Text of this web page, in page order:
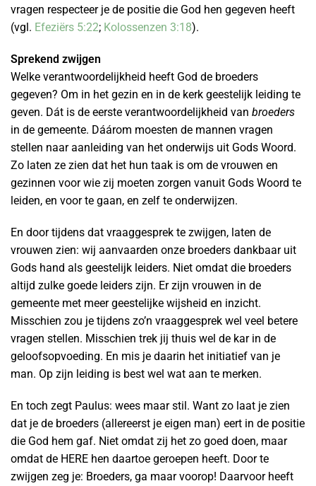
vragen respecteer je de positie die God hen gegeven heeft
(vgl. Efeziërs 5:22; Kolossenzen 3:18).
Sprekend zwijgen
Welke verantwoordelijkheid heeft God de broeders
gegeven? Om in het gezin en in de kerk geestelijk leiding te
geven. Dát is de eerste verantwoordelijkheid van broeders
in de gemeente. Dáárom moesten de mannen vragen
stellen naar aanleiding van het onderwijs uit Gods Woord.
Zo laten ze zien dat het hun taak is om de vrouwen en
gezinnen voor wie zij moeten zorgen vanuit Gods Woord te
leiden, en voor te gaan, en zelf te onderwijzen.
En door tijdens dat vraaggesprek te zwijgen, laten de
vrouwen zien: wij aanvaarden onze broeders dankbaar uit
Gods hand als geestelijk leiders. Niet omdat die broeders
altijd zulke goede leiders zijn. Er zijn vrouwen in de
gemeente met meer geestelijke wijsheid en inzicht.
Misschien zou je tijdens zo’n vraaggesprek wel veel betere
vragen stellen. Misschien trek jij thuis wel de kar in de
geloofsopvoeding. En mis je daarin het initiatief van je
man. Op zijn leiding is best wel wat aan te merken.
En toch zegt Paulus: wees maar stil. Want zo laat je zien
dat je de broeders (allereerst je eigen man) eert in de positie
die God hem gaf. Niet omdat zij het zo goed doen, maar
omdat de HERE hen daartoe geroepen heeft. Door te
zwijgen zeg je: Broeders, ga maar voorop! Daarvoor heeft